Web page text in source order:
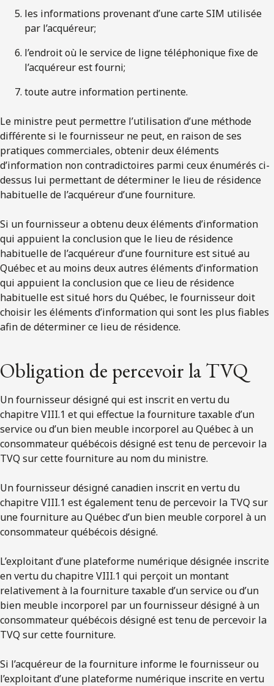
les informations provenant d’une carte SIM utilisée
par l’acquéreur;
l’endroit où le service de ligne téléphonique fixe de
l’acquéreur est fourni;
toute autre information pertinente.
Le ministre peut permettre l’utilisation d’une méthode
différente si le fournisseur ne peut, en raison de ses
pratiques commerciales, obtenir deux éléments
d’information non contradictoires parmi ceux énumérés ci-
dessus lui permettant de déterminer le lieu de résidence
habituelle de l’acquéreur d’une fourniture.
Si un fournisseur a obtenu deux éléments d’information
qui appuient la conclusion que le lieu de résidence
habituelle de l’acquéreur d’une fourniture est situé au
Québec et au moins deux autres éléments d’information
qui appuient la conclusion que ce lieu de résidence
habituelle est situé hors du Québec, le fournisseur doit
choisir les éléments d’information qui sont les plus fiables
afin de déterminer ce lieu de résidence.
Obligation de percevoir la TVQ
Un fournisseur désigné qui est inscrit en vertu du
chapitre VIII.1 et qui effectue la fourniture taxable d’un
service ou d’un bien meuble incorporel au Québec à un
consommateur québécois désigné est tenu de percevoir la
TVQ sur cette fourniture au nom du ministre.
Un fournisseur désigné canadien inscrit en vertu du
chapitre VIII.1 est également tenu de percevoir la TVQ sur
une fourniture au Québec d’un bien meuble corporel à un
consommateur québécois désigné.
L’exploitant d’une plateforme numérique désignée inscrite
en vertu du chapitre VIII.1 qui perçoit un montant
relativement à la fourniture taxable d’un service ou d’un
bien meuble incorporel par un fournisseur désigné à un
consommateur québécois désigné est tenu de percevoir la
TVQ sur cette fourniture.
Si l’acquéreur de la fourniture informe le fournisseur ou
l’exploitant d’une plateforme numérique inscrite en vertu